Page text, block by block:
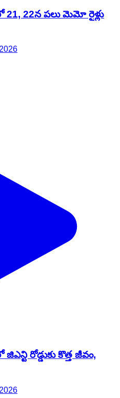
21, 22న పలు మెమో రైళ్లు
రోడ్డుకు కొత్త జీవం,